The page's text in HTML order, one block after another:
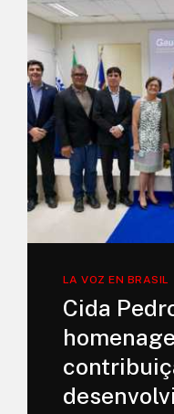
LA VOZ EN BRASIL
Cida